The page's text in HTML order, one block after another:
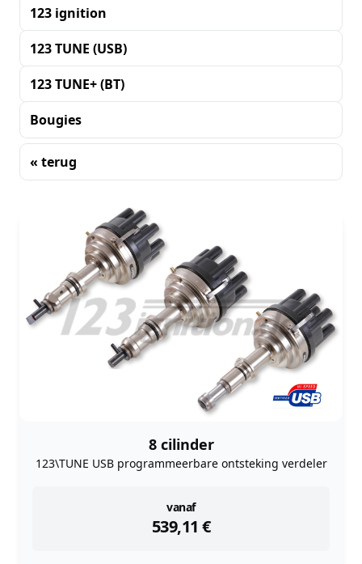
123 ignition
123 TUNE (USB)
123 TUNE+ (BT)
Bougies
« terug
8 cilinder
123\TUNE USB programmeerbare ontsteking verdeler
vanaf
539,11 €
instock